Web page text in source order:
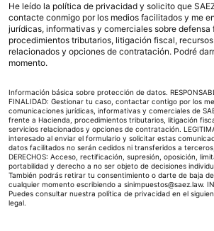
He leído la política de privacidad y solicito que
contacte conmigo por los medios facilitados y me
jurídicas, informativas y comerciales sobre defensa
procedimientos tributarios, litigación fiscal,
relacionados y opciones de contratación. Podré
momento.
Información básica sobre protección de datos. RESPONSABLE: SAEZ.LAW, S.L.U.
FINALIDAD: Gestionar tu caso, contactar contigo por los
comunicaciones jurídicas, informativas y comerciales de
frente a Hacienda, procedimientos tributarios, litigación
servicios relacionados y opciones de contratación. LEGITIMACIÓN: Consentimiento del
interesado al enviar el formulario y solicitar estas comunicaciones.
datos facilitados no serán cedidos ni transferidos a
DERECHOS: Acceso, rectificación, supresión, oposición,
portabilidad y derecho a no ser objeto de decisiones
También podrás retirar tu consentimiento o darte de baja
cualquier momento escribiendo a sinimpuestos@saez.law. INFORMACIÓN ADICIONAL:
Puedes consultar nuestra política de privacidad en el
legal.